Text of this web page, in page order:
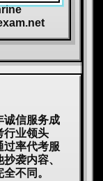
TOPIK代考，小托福
诚信服务成
行业领头
过率代考服
袭内容、
不同。